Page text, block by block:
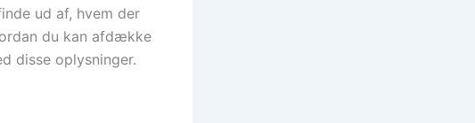
ud af, hvem der
du kan afdække
disse oplysninger.